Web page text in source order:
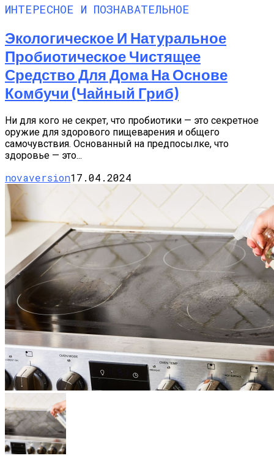
ИНТЕРЕСНОЕ И ПОЗНАВАТЕЛЬНОЕ
Экологическое И Натуральное
Пробиотическое Чистящее
Средство Для Дома На Основе
Комбучи (чайный Гриб)
Ни для кого не секрет, что пробиотики — это секретное
оружие для здорового пищеварения и общего
самочувствия. Основанный на предпосылке, что
здоровье — это...
novaversion17.04.2024